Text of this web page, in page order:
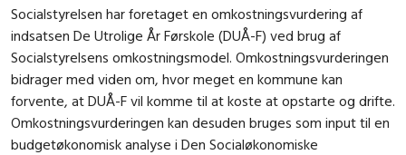
Socialstyrelsen har foretaget en omkostningsvurdering af
indsatsen De Utrolige År Førskole (DUÅ-F) ved brug af
Socialstyrelsens omkostningsmodel. Omkostningsvurderingen
bidrager med viden om, hvor meget en kommune kan
forvente, at DUÅ-F vil komme til at koste at opstarte og drifte.
Omkostningsvurderingen kan desuden bruges som input til en
budgetøkonomisk analyse i Den Socialøkonomiske